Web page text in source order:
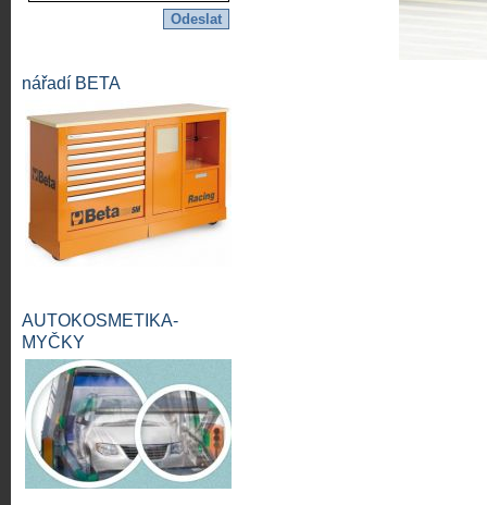
nářadí BETA
AUTOKOSMETIKA-
MYČKY